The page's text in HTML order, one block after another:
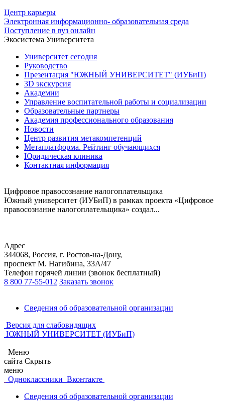
Центр карьеры
Электронная информационно- образовательная среда
Поступление в вуз онлайн
Экосистема Университета
Университет сегодня
Руководство
Презентация "ЮЖНЫЙ УНИВЕРСИТЕТ" (ИУБиП)
3D экскурсия
Академии
Управление воспитательной работы и социализации
Образовательные партнеры
Академия профессионального образования
Новости
Центр развития метакомпетенций
Метаплатформа. Рейтинг обучающихся
Юридическая клиника
Контактная информация
Цифровое правосознание налогоплательщика
Южный университет (ИУБиП) в рамках проекта «Цифровое
правосознание налогоплательщика» создал...
Адрес
344068, Россия, г. Ростов-на-Дону,
проспект М. Нагибина, 33А/47
Телефон горячей линии (звонок бесплатный)
8 800 77-55-012 Заказать звонок
Сведения об образовательной организации
Версия для слабовидящих
ЮЖНЫЙ УНИВЕРСИТЕТ (ИУБиП)
Меню
сайта Скрыть
меню
Одноклассники Вконтакте
Сведения об образовательной организации